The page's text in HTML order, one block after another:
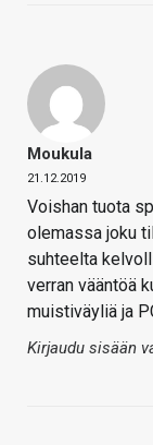
Moukula
21.12.2019
Voishan tuota
olemassa joku
suhteelta
verran vääntöä
muistiväyliä ja
Kirjaudu sisään